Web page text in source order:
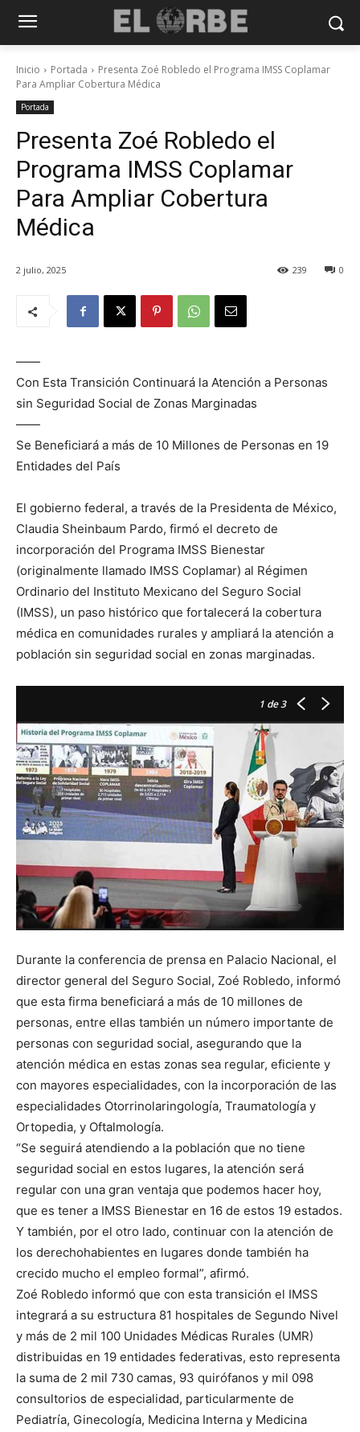
Inicio Portada
Presenta Zoé Robledo el Programa IMSS Coplamar
Para Ampliar Cobertura Médica
Portada
Presenta Zoé Robledo el
Programa IMSS Coplamar
Para Ampliar Cobertura
Médica
2 julio, 2025 0
239
——
Con Esta Transición Continuará la Atención a Personas
sin Seguridad Social de Zonas Marginadas
——
Se Beneficiará a más de 10 Millones de Personas en 19
Entidades del País
El gobierno federal, a través de la Presidenta de México,
Claudia Sheinbaum Pardo, firmó el decreto de
incorporación del Programa IMSS Bienestar
(originalmente llamado IMSS Coplamar) al Régimen
Ordinario del Instituto Mexicano del Seguro Social
(IMSS), un paso histórico que fortalecerá la cobertura
médica en comunidades rurales y ampliará la atención a
población sin seguridad social en zonas marginadas.
1 de 3
Durante la conferencia de prensa en Palacio Nacional, el
director general del Seguro Social, Zoé Robledo, informó
que esta firma beneficiará a más de 10 millones de
personas, entre ellas también un número importante de
personas con seguridad social, asegurando que la
atención médica en estas zonas sea regular, eficiente y
con mayores especialidades, con la incorporación de las
especialidades Otorrinolaringología, Traumatología y
Ortopedia, y Oftalmología.
“Se seguirá atendiendo a la población que no tiene
seguridad social en estos lugares, la atención será
regular con una gran ventaja que podemos hacer hoy,
que es tener a IMSS Bienestar en 16 de estos 19 estados.
Y también, por el otro lado, continuar con la atención de
los derechohabientes en lugares donde también ha
crecido mucho el empleo formal”, afirmó.
Zoé Robledo informó que con esta transición el IMSS
integrará a su estructura 81 hospitales de Segundo Nivel
y más de 2 mil 100 Unidades Médicas Rurales (UMR)
distribuidas en 19 entidades federativas, esto representa
la suma de 2 mil 730 camas, 93 quirófanos y mil 098
consultorios de especialidad, particularmente de
Pediatría, Ginecología, Medicina Interna y Medicina